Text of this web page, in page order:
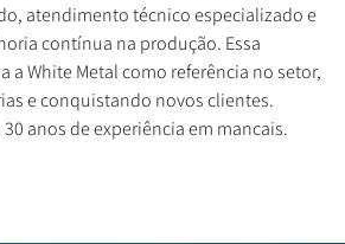
atendimento técnico especializado e
contínua na produção. Essa
a White Metal como referência no setor,
e conquistando novos clientes.
anos de experiência em mancais.